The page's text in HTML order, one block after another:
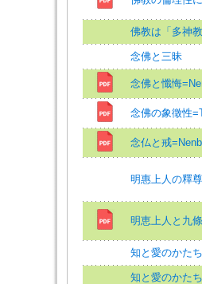
佛教は「多神
念佛と三昧
念佛と懺悔
念佛の象徵性
念仏と戒
明惠上人の釋
明恵上人と九
知と愛のかたち
知と愛のかた